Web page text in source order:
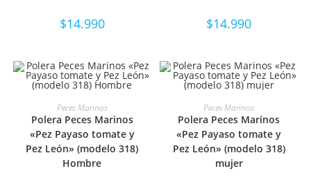
$14.990 $14.990
SELECCIONAR OPCIONES
Peces Marinos
Polera Peces Marinos
«Pez Payaso tomate y
Pez León» (modelo 318)
Hombre
SELECCIONAR OPCIONES
Peces Marinos
Polera Peces Marinos
«Pez Payaso tomate y
Pez León» (modelo 318)
mujer